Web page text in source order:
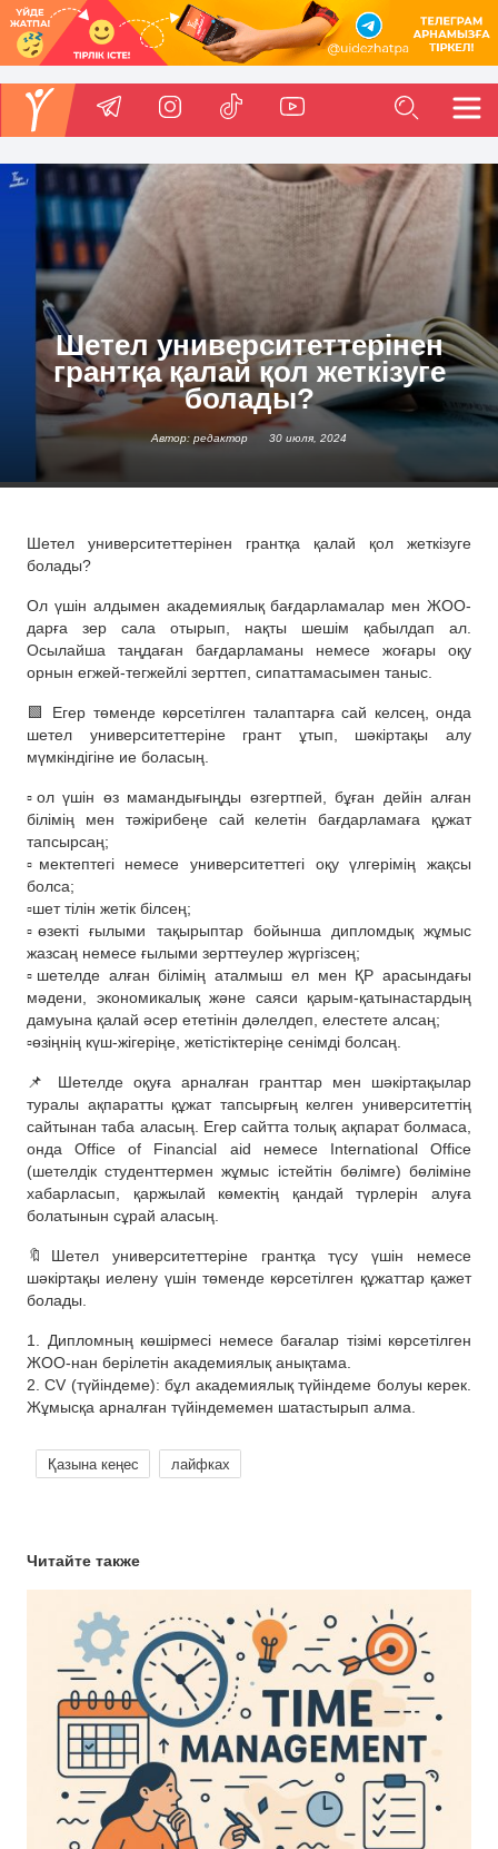
Шетел университеттерінен
грантқа қалай қол жеткізуге
болады?
Автор: редактор 30 июля, 2024
Шетел университеттерінен грантқа қалай қол жеткізуге
болады?
Ол үшін алдымен академиялық бағдарламалар мен ЖОО-
дарға зер сала отырып, нақты шешім қабылдап ал.
Осылайша таңдаған бағдарламаны немесе жоғары оқу
орнын егжей-тегжейлі зерттеп, сипаттамасымен таныс.
🟩 Егер төменде көрсетілген талаптарға сай келсең, онда
шетел университеттеріне грант ұтып, шәкіртақы алу
мүмкіндігіне ие боласың.
▫ол үшін өз мамандығыңды өзгертпей, бұған дейін алған
білімің мен тәжірибеңе сай келетін бағдарламаға құжат
тапсырсаң;
▫мектептегі немесе университеттегі оқу үлгерімің жақсы
болса;
▫шет тілін жетік білсең;
▫өзекті ғылыми тақырыптар бойынша дипломдық жұмыс
жазсаң немесе ғылыми зерттеулер жүргізсең;
▫шетелде алған білімің аталмыш ел мен ҚР арасындағы
мәдени, экономикалық және саяси қарым-қатынастардың
дамуына қалай әсер ететінін дәлелдеп, елестете алсаң;
▫өзіңнің күш-жігеріңе, жетістіктеріңе сенімді болсаң.
📌 Шетелде оқуға арналған гранттар мен шәкіртақылар
туралы ақпаратты құжат тапсырғың келген университеттің
сайтынан таба аласың. Егер сайтта толық ақпарат болмаса,
онда Office of Financial aid немесе International Office
(шетелдік студенттермен жұмыс істейтін бөлімге) бөліміне
хабарласып, қаржылай көмектің қандай түрлерін алуға
болатынын сұрай аласың.
🔖Шетел университеттеріне грантқа түсу үшін немесе
шәкіртақы иелену үшін төменде көрсетілген құжаттар қажет
болады.
1. Дипломның көшірмесі немесе бағалар тізімі көрсетілген
ЖОО-нан берілетін академиялық анықтама.
2. CV (түйіндеме): бұл академиялық түйіндеме болуы керек.
Жұмысқа арналған түйіндемемен шатастырып алма.
Қазына кеңес лайфках
Читайте также